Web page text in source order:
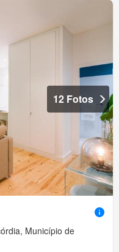
12 Fotos
Município de